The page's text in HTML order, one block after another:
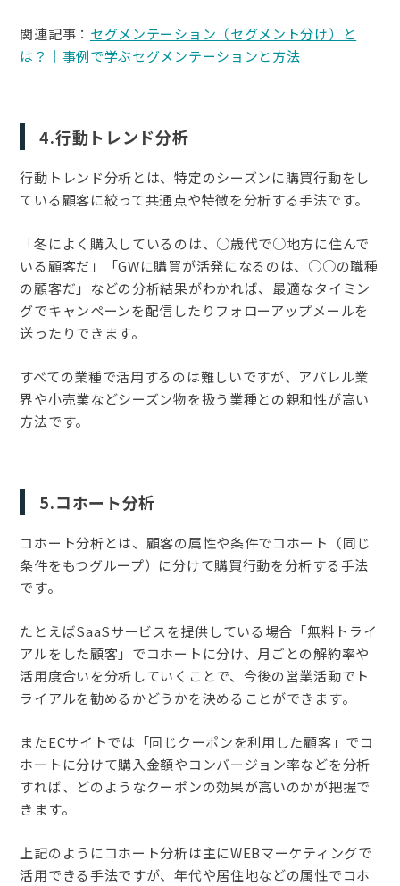
関連記事： セグメンテーション（セグメント分け）と
は？｜事例で学ぶセグメンテーションと方法
4.行動トレンド分析
行動トレンド分析とは、特定のシーズンに購買行動をし
ている顧客に絞って共通点や特徴を分析する手法です。
「冬によく購入しているのは、○歳代で○地方に住んで
いる顧客だ」「GWに購買が活発になるのは、○○の職種
の顧客だ」などの分析結果がわかれば、最適なタイミン
グでキャンペーンを配信したりフォローアップメールを
送ったりできます。
すべての業種で活用するのは難しいですが、アパレル業
界や小売業などシーズン物を扱う業種との親和性が高い
方法です。
5.コホート分析
コホート分析とは、顧客の属性や条件でコホート（同じ
条件をもつグループ）に分けて購買行動を分析する手法
です。
たとえばSaaSサービスを提供している場合「無料トライ
アルをした顧客」でコホートに分け、月ごとの解約率や
活用度合いを分析していくことで、今後の営業活動でト
ライアルを勧めるかどうかを決めることができます。
またECサイトでは「同じクーポンを利用した顧客」でコ
ホートに分けて購入金額やコンバージョン率などを分析
すれば、どのようなクーポンの効果が高いのかが把握で
きます。
上記のようにコホート分析は主にWEBマーケティングで
活用できる手法ですが、年代や居住地などの属性でコホ